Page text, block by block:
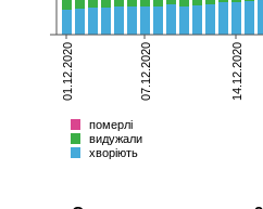
померлі
видужали
хворіють
Всього
01.12.2020 07.12.2020 14.12.2020
померлі
видужали
хворіють